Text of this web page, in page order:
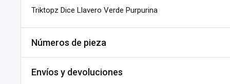
Triktopz Dice Llavero Verde Purpurina
Números de pieza
MPN:K3023
Envíos y devoluciones